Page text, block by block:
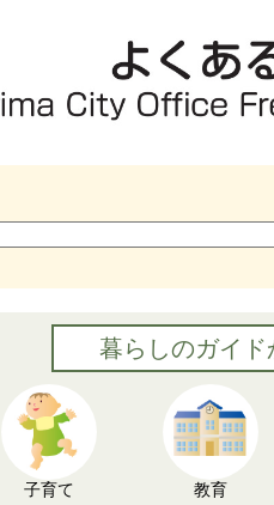
暮らしのガイド
子育て 教育